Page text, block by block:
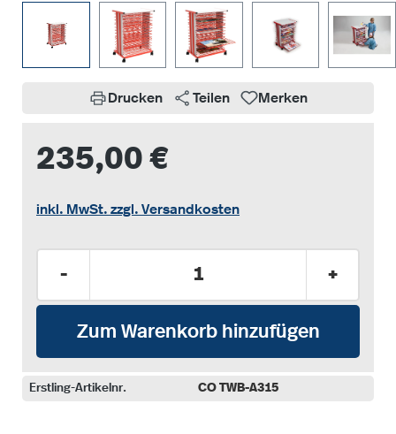
Drucken Teilen Merken
235,00 €
inkl. MwSt. zzgl. Versandkosten
- +
Zum Warenkorb hinzufügen
Erstling-Artikelnr. CO TWB-A315